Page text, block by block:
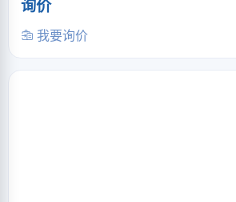
询价
我要询价